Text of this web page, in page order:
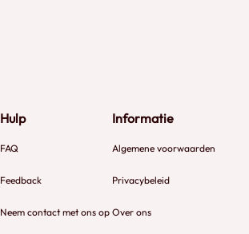
Hulp
FAQ
Feedback
Neem contact met ons op
Informatie
Algemene voorwaarden
Privacybeleid
Over ons